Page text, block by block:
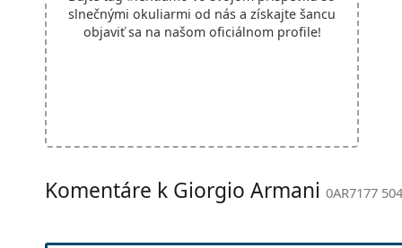
slnečnými okuliarmi od nás a získajte šancu
objaviť sa na našom oficiálnom profile!
Komentáre k Giorgio Armani 0AR7177